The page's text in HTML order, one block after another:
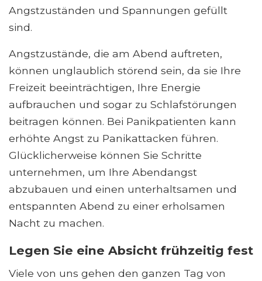
Angstzuständen und Spannungen gefüllt
sind.
Angstzustände, die am Abend auftreten,
können unglaublich störend sein, da sie Ihre
Freizeit beeinträchtigen, Ihre Energie
aufbrauchen und sogar zu Schlafstörungen
beitragen können. Bei Panikpatienten kann
erhöhte Angst zu Panikattacken führen.
Glücklicherweise können Sie Schritte
unternehmen, um Ihre Abendangst
abzubauen und einen unterhaltsamen und
entspannten Abend zu einer erholsamen
Nacht zu machen.
Legen Sie eine Absicht frühzeitig fest
Viele von uns gehen den ganzen Tag von